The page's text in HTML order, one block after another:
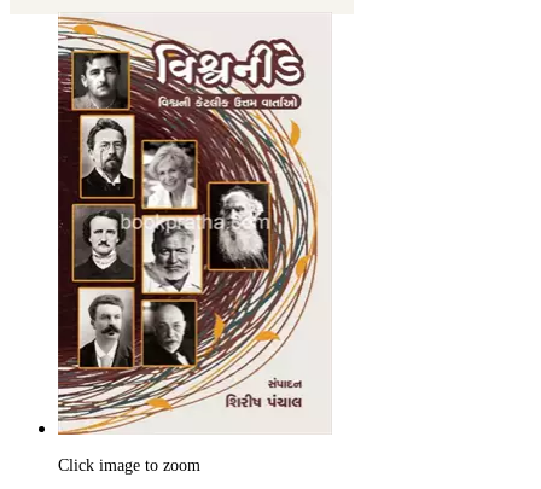
Click image to zoom